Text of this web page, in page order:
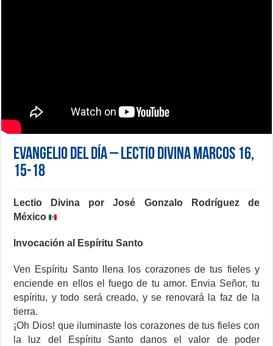
Evangelio del día – Lectio Divina Marcos 16,
15-18
Lectio Divina por José Gonzalo Rodríguez de
México
Invocación al Espíritu Santo
Ven Espíritu Santo llena los corazones de tus fieles y
enciende en ellos el fuego de tu amor. Envia Señor, tu
espíritu, y todo será creado, y se renovará la faz de la
tierra.
¡Oh Dios! que iluminaste los corazones de tus fieles con
la luz del Espíritu Santo danos el valor de poder